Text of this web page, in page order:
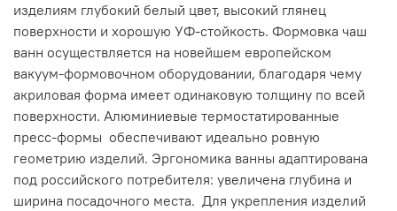
изделиям глубокий белый цвет, высокий глянец
поверхности и хорошую УФ-стойкость. Формовка чаш
ванн осуществляется на новейшем европейском
вакуум-формовочном оборудовании, благодаря чему
акриловая форма имеет одинаковую толщину по всей
поверхности. Алюминиевые термостатированные
пресс-формы обеспечивают идеально ровную
геометрию изделий. Эргономика ванны адаптирована
под российского потребителя: увеличена глубина и
ширина посадочного места. Для укрепления изделий